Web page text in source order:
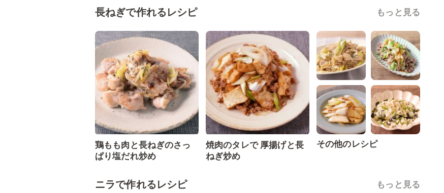
長ねぎで作れるレシピ もっと見る
鶏もも肉と長ねぎのさっ
ぱり塩だれ炒め
焼肉のタレで 厚揚げと長
ねぎ炒め
その他のレシピ
ニラで作れるレシピ もっと見る